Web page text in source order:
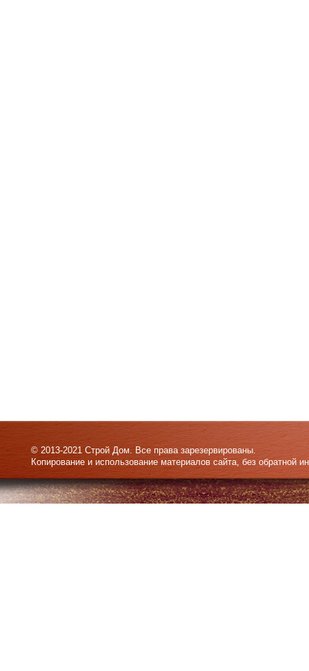
© 2013-2021 Строй Дом. Все права зарезервированы.
Копирование и использование материалов сайта, без обратной